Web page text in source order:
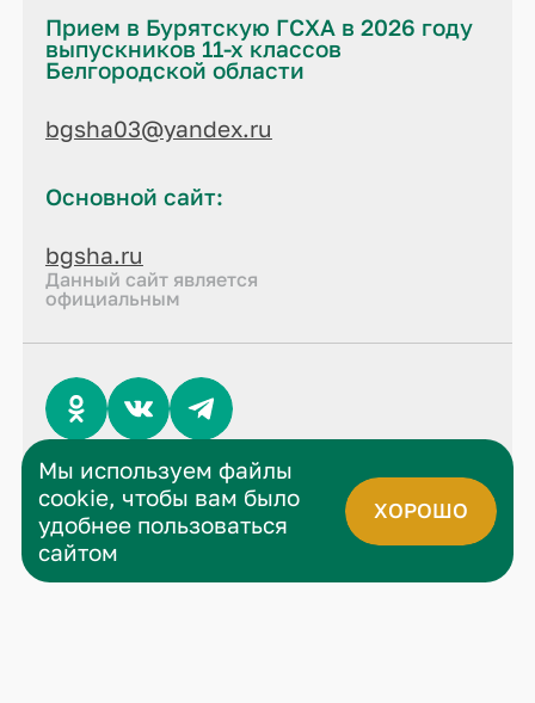
Прием в Бурятскую ГСХА в 2026 году
выпускников 11-х классов
Белгородской области
bgsha03@yandex.ru
Основной сайт:
bgsha.ru
Данный сайт является
официальным
© 2026 все права защищены
Политика конфиденциальности
Мы используем файлы
cookie, чтобы вам было
удобнее пользоваться
сайтом
ХОРОШО